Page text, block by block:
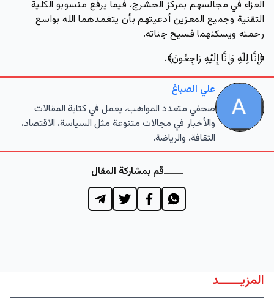
العزاء في مجالسهم بمركز الحشرج، فيما يرفع منسوبو الكلية
التقنية وجميع المعزين أدعيتهم بأن يتغمدهما الله بواسع
رحمته ويسكنهما فسيح جناته.
﴿إِنَّا لِلّهِ وَإِنَّا إِلَيْهِ رَاجِعُونَ﴾.
علي الصباغ
صحفي متعدد المواهب، يعمل في كتابة المقالات
والأخبار في مجالات متنوعة مثل السياسة، الاقتصاد،
الثقافة، والرياضة.
قم بمشاركة المقال
المزيــــــد